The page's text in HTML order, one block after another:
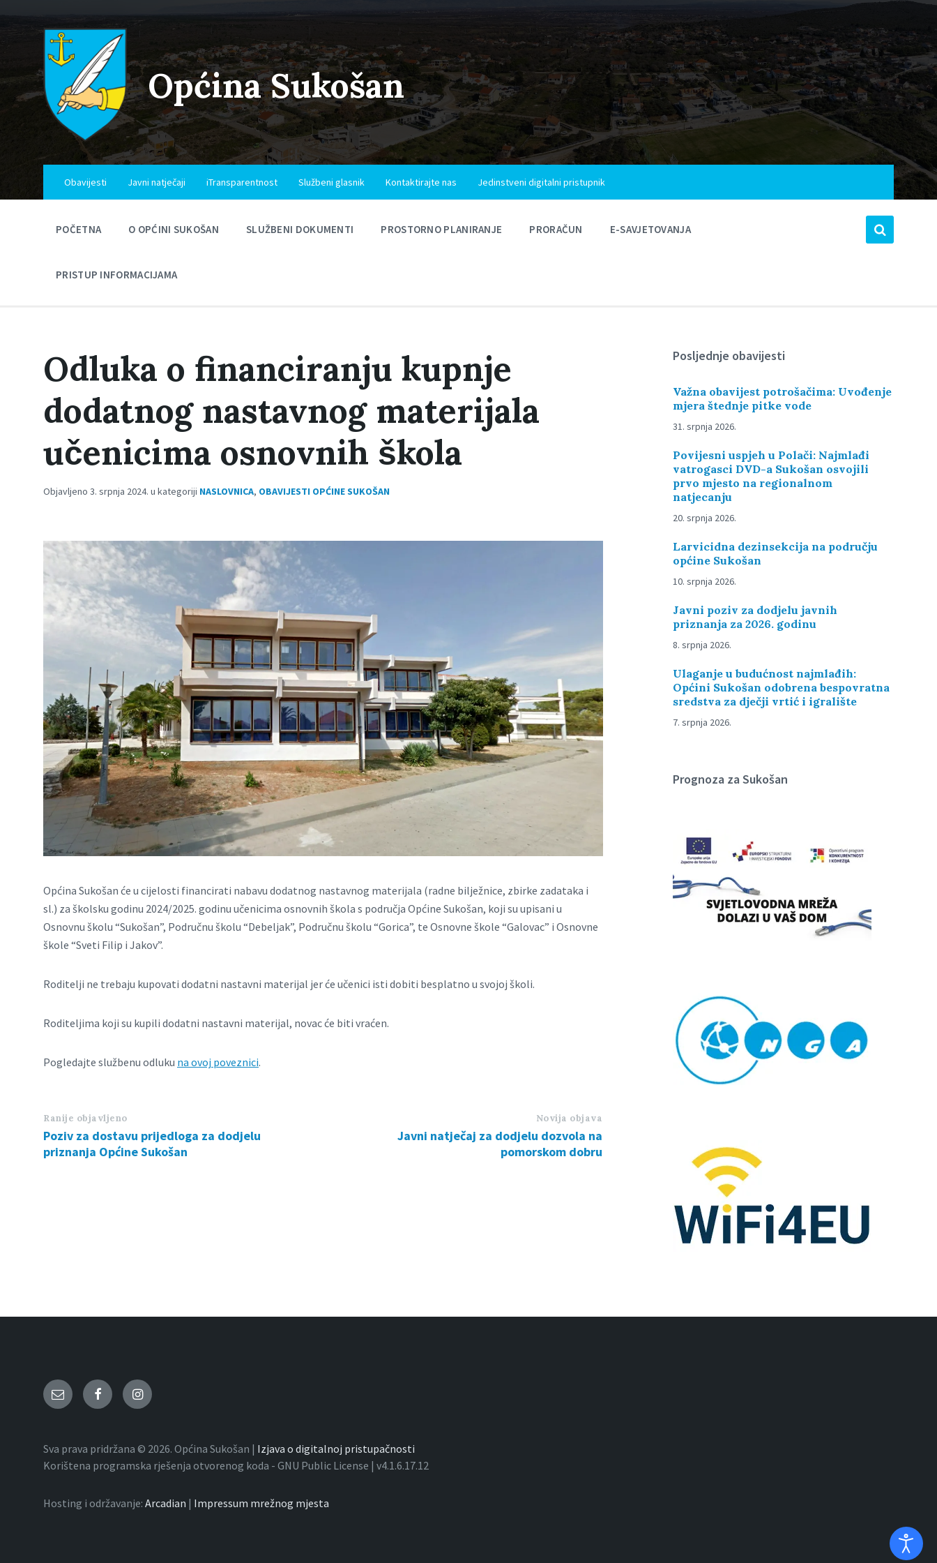
to
content
to
navigation
to
Općina Sukošan
Obavijesti Javni natječaji iTransparentnost Službeni glasnik Kontaktirajte nas Jedinstveni digitalni pristupnik
POČETNA O OPĆINI SUKOŠAN SLUŽBENI DOKUMENTI PROSTORNO PLANIRANJE PRORAČUN E-SAVJETOVANJA
PRISTUP INFORMACIJAMA
Odluka o financiranju kupnje
dodatnog nastavnog materijala
učenicima osnovnih škola
Objavljeno 3. srpnja 2024. u kategoriji NASLOVNICA, OBAVIJESTI OPĆINE SUKOŠAN
Općina Sukošan će u cijelosti financirati nabavu dodatnog nastavnog materijala (radne bilježnice, zbirke zadataka i
sl.) za školsku godinu 2024/2025. godinu učenicima osnovnih škola s područja Općine Sukošan, koji su upisani u
Osnovnu školu “Sukošan”, Područnu školu “Debeljak”, Područnu školu “Gorica”, te Osnovne škole “Galovac” i Osnovne
škole “Sveti Filip i Jakov”.
Roditelji ne trebaju kupovati dodatni nastavni materijal jer će učenici isti dobiti besplatno u svojoj školi.
Roditeljima koji su kupili dodatni nastavni materijal, novac će biti vraćen.
Pogledajte službenu odluku na ovoj poveznici.
Ranije objavljeno
Poziv za dostavu prijedloga za dodjelu
priznanja Općine Sukošan
Novija objava
Javni natječaj za dodjelu dozvola na
pomorskom dobru
Posljednje obavijesti
Važna obavijest potrošačima: Uvođenje
mjera štednje pitke vode
31. srpnja 2026.
Povijesni uspjeh u Polači: Najmlađi
vatrogasci DVD-a Sukošan osvojili
prvo mjesto na regionalnom
natjecanju
20. srpnja 2026.
Larvicidna dezinsekcija na području
općine Sukošan
10. srpnja 2026.
Javni poziv za dodjelu javnih
priznanja za 2026. godinu
8. srpnja 2026.
Ulaganje u budućnost najmlađih:
Općini Sukošan odobrena bespovratna
sredstva za dječji vrtić i igralište
7. srpnja 2026.
Prognoza za Sukošan
Email FacebookInstagram
Sva prava pridržana © 2026. Općina Sukošan | Izjava o digitalnoj pristupačnosti
Korištena programska rješenja otvorenog koda - GNU Public License | v4.1.6.17.12
Hosting i održavanje: Arcadian | Impressum mrežnog mjesta